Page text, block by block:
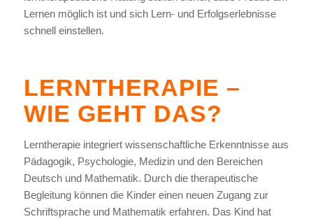
Lernen möglich ist und sich Lern- und Erfolgserlebnisse
schnell einstellen.
LERNTHERAPIE –
WIE GEHT DAS?
Lerntherapie integriert wissenschaftliche Erkenntnisse aus
Pädagogik, Psychologie, Medizin und den Bereichen
Deutsch und Mathematik. Durch die therapeutische
Begleitung können die Kinder einen neuen Zugang zur
Schriftsprache und Mathematik erfahren. Das Kind hat